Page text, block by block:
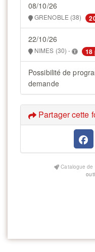
08/10/26
GRENOBLE (38)
22/10/26
NIMES (30) - 18
Possibilité de
demande
Partager cette
Catalogue de